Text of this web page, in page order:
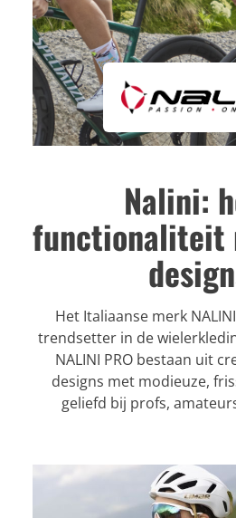
Nalini:
functionaliteit
Het Italiaanse merk
trendsetter in de
NALINI PRO bestaan uit
designs met modieuze,
geliefd bij profs,